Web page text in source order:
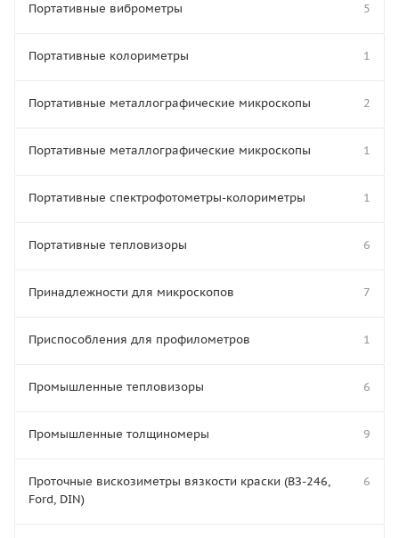
Портативные виброметры 5
Портативные колориметры 1
Портативные металлографические микроскопы 2
Портативные металлографические микроскопы 1
Портативные спектрофотометры-колориметры 1
Портативные тепловизоры 6
Принадлежности для микроскопов 7
Приспособления для профилометров 1
Промышленные тепловизоры 6
Промышленные толщиномеры 9
Проточные вискозиметры вязкости краски (ВЗ-246,
Ford, DIN)
6